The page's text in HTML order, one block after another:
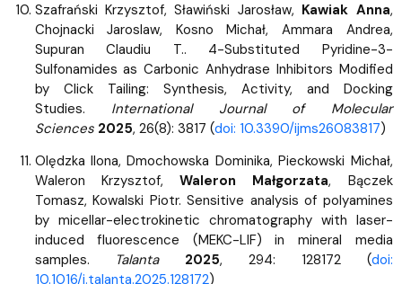
Szafrański Krzysztof, Sławiński Jarosław, Kawiak Anna,
Chojnacki Jaroslaw, Kosno Michał, Ammara Andrea,
Supuran Claudiu T.. 4-Substituted Pyridine-3-
Sulfonamides as Carbonic Anhydrase Inhibitors Modified
by Click Tailing: Synthesis, Activity, and Docking
Studies. International Journal of Molecular
Sciences 2025, 26(8): 3817 (doi: 10.3390/ijms26083817)
Olędzka Ilona, Dmochowska Dominika, Pieckowski Michał,
Waleron Krzysztof, Waleron Małgorzata, Bączek
Tomasz, Kowalski Piotr. Sensitive analysis of polyamines
by micellar-electrokinetic chromatography with laser-
induced fluorescence (MEKC-LIF) in mineral media
samples.
Talanta 2025, 294: 128172 (doi:
10.1016/j.talanta.2025.128172)